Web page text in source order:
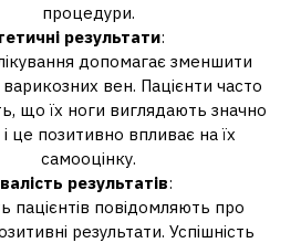
процедури.
результати:
допомагає зменшити
вен. Пацієнти часто
що їх ноги виглядають значно
це позитивно впливає на їх
самооцінку.
результатів:
пацієнтів повідомляють про
результати. Успішність